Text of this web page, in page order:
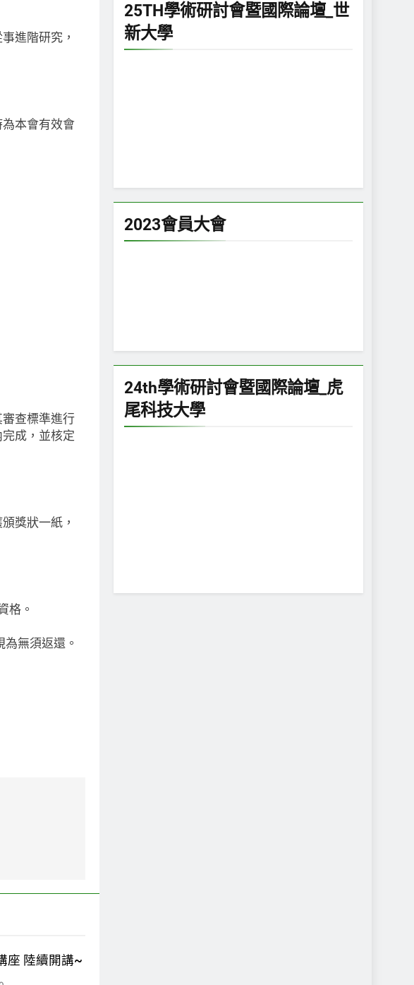
進階研究，
本會有效會
查標準進行
成，並核定
獎狀一紙，
格。
無須返還。
座 陸續開講~
25TH學術研討會暨國際論壇_世
新大學
2023會員大會
24th學術研討會暨國際論壇_虎
尾科技大學